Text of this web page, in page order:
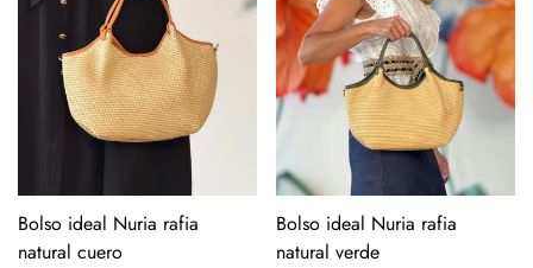
Bolso ideal Nuria rafia
natural cuero
Bolso ideal Nuria rafia
natural verde